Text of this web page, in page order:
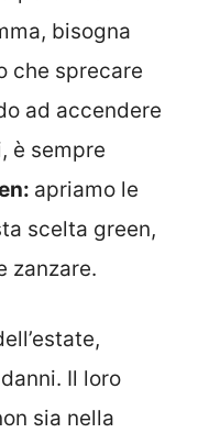
bisogna
che sprecare
ad accendere
è sempre
apriamo le
scelta green,
zanzare.
Il loro
sia nella